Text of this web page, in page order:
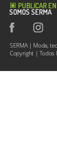
PUBLICAR
SOMOS SERMA
SERMA | Moda,
Copyright | Todos